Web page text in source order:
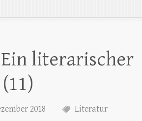
literarischer
2018
Literatur